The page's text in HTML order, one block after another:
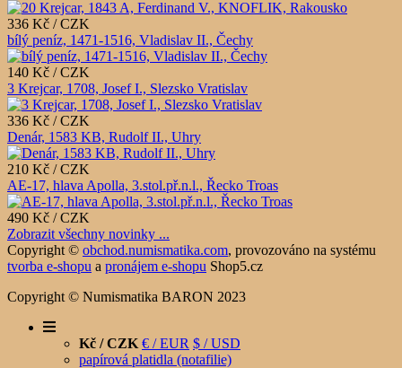
336 Kč / CZK
bílý peníz, 1471-1516, Vladislav II., Čechy
140 Kč / CZK
3 Krejcar, 1708, Josef I., Slezsko Vratislav
336 Kč / CZK
Denár, 1583 KB, Rudolf II., Uhry
210 Kč / CZK
AE-17, hlava Apolla, 3.stol.př.n.l., Řecko Troas
490 Kč / CZK
Zobrazit všechny novinky ...
Copyright © obchod.numismatika.com, provozováno na systému
tvorba e-shopu a pronájem e-shopu Shop5.cz
Copyright © Numismatika BARON 2023
Kč / CZK € / EUR $ / USD
papírová platidla (notafilie)